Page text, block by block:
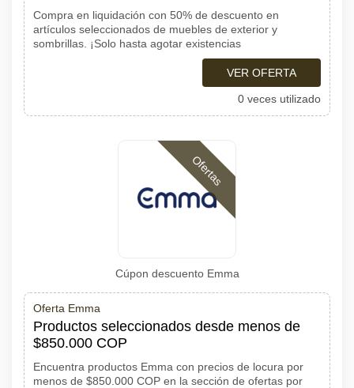
Compra en liquidación con 50% de descuento en
artículos seleccionados de muebles de exterior y
sombrillas. ¡Solo hasta agotar existencias
VER OFERTA
0 veces utilizado
Ofertas
Cúpon descuento Emma
Oferta Emma
Productos seleccionados desde menos de
$850.000 COP
Encuentra productos Emma con precios de locura por
menos de $850.000 COP en la sección de ofertas por